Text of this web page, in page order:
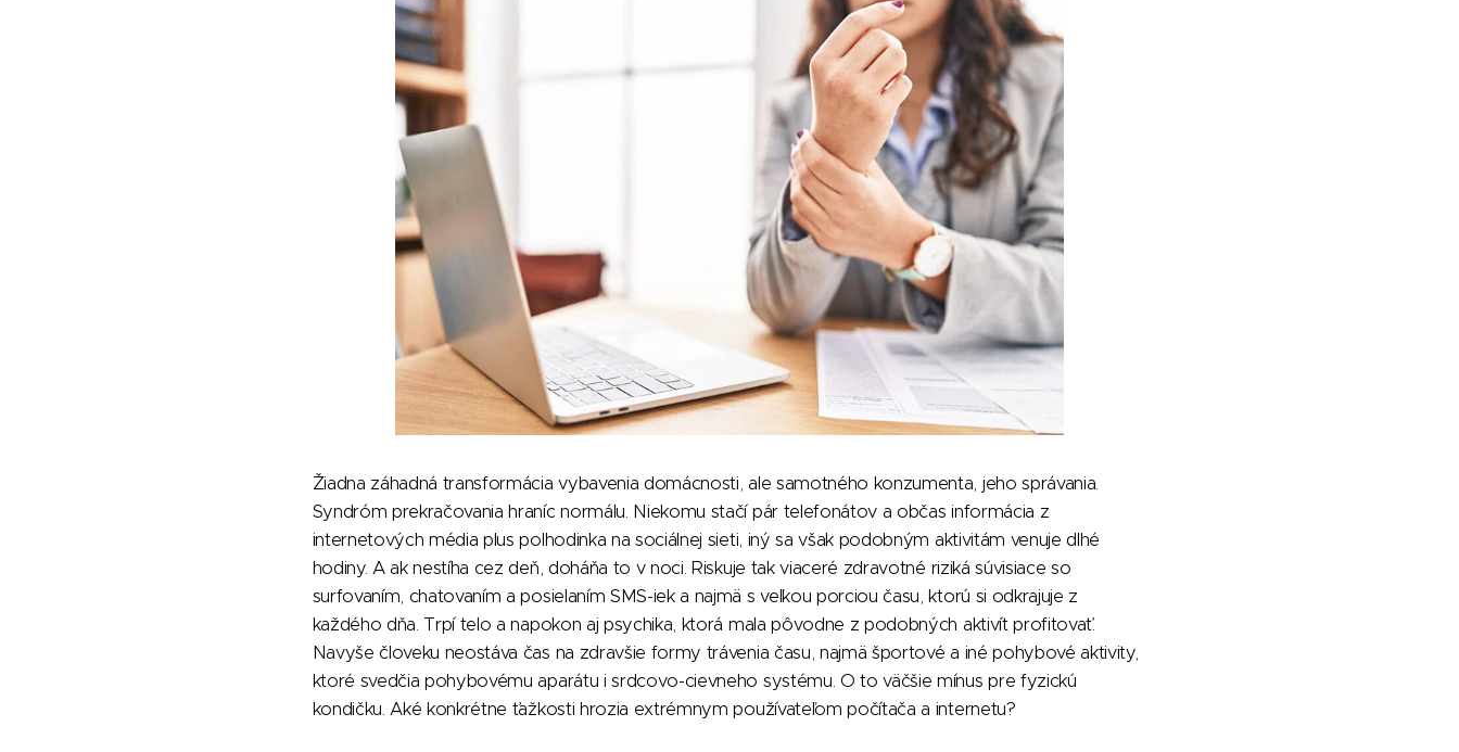
Žiadna záhadná transformácia vybavenia domácnosti, ale samotného konzumenta, jeho správania.
Syndróm prekračovania hraníc normálu. Niekomu stačí pár telefonátov a občas informácia z
internetových média plus polhodinka na sociálnej sieti, iný sa však podobným aktivitám venuje dlhé
hodiny. A ak nestíha cez deň, doháňa to v noci. Riskuje tak viaceré zdravotné riziká súvisiace so
surfovaním, chatovaním a posielaním SMS-iek a najmä s veľkou porciou času, ktorú si odkrajuje z
každého dňa. Trpí telo a napokon aj psychika, ktorá mala pôvodne z podobných aktivít profitovať.
Navyše človeku neostáva čas na zdravšie formy trávenia času, najmä športové a iné pohybové aktivity,
ktoré svedčia pohybovému aparátu i srdcovo-cievneho systému. O to väčšie mínus pre fyzickú
kondičku. Aké konkrétne ťažkosti hrozia extrémnym používateľom počítača a internetu?